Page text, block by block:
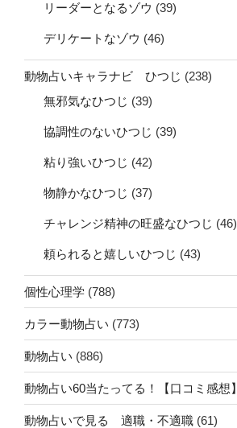
リーダーとなるゾウ (39)
デリケートなゾウ (46)
動物占いキャラナビ ひつじ (238)
無邪気なひつじ (39)
協調性のないひつじ (39)
粘り強いひつじ (42)
物静かなひつじ (37)
チャレンジ精神の旺盛なひつじ (46)
頼られると嬉しいひつじ (43)
個性心理学 (788)
カラー動物占い (773)
動物占い (886)
動物占い60当たってる！【口コミ感想】
動物占いで見る 適職・不適職 (61)